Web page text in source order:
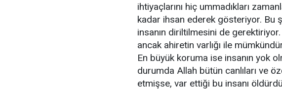
ihtiyaçlarını hiç ummadıkları
kadar ihsan ederek gösteriyor. Bu
insanın diriltilmesini de
ancak ahiretin varlığı ile
En büyük koruma ise insanın yok
durumda Allah bütün canlıları ve
etmişse, var ettiği bu insanı